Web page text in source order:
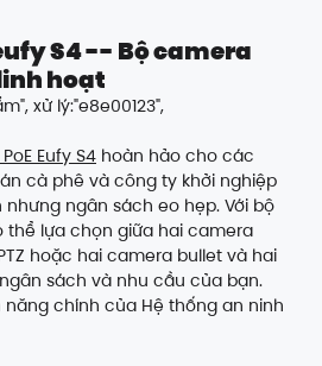
S4 -- Bộ camera
hoạt
xử lý:"e8e00123",
Eufy S4 hoàn hảo cho các
cà phê và công ty khởi nghiệp
ngân sách eo hẹp. Với bộ
thể lựa chọn giữa hai camera
hoặc hai camera bullet và hai
sách và nhu cầu của bạn.
năng chính của Hệ thống an ninh